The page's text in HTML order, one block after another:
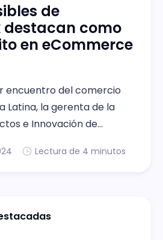
de
destacan como
en eCommerce
encuentro del comercio
Latina, la gerenta de la
e Innovación de
desarrollada en la
Lectura de 4 minutos